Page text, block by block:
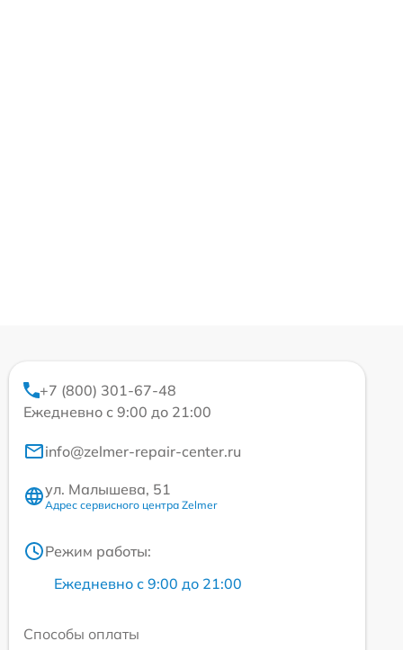
+7 (800) 301-67-48
Ежедневно с 9:00 до 21:00
info@zelmer-repair-center.ru
ул. Малышева, 51
Адрес сервисного центра Zelmer
Режим работы:
Ежедневно с 9:00 до 21:00
Способы оплаты